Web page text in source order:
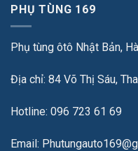
PHỤ TÙNG 169
Phụ tùng ôtô Nhật Bản,
Địa chỉ: 84 Võ Thị Sáu,
Hotline: 096 723 61 69
Email: